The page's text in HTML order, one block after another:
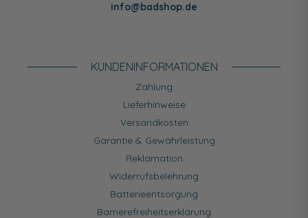
info@badshop.de
KUNDEN­INFORMATIONEN
Zahlung
Lieferhinweise
Versandkosten
Garantie & Gewährleistung
Reklamation
Widerrufsbelehrung
Batterieentsorgung
Barrierefreiheitserklärung